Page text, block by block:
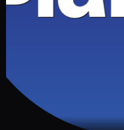
Где снимался Мурдо
Мурдо Евен
Где открыть
На Movie Planner: